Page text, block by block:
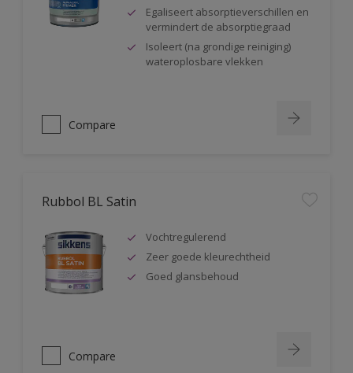
Egaliseert absorptieverschillen en
vermindert de absorptiegraad
Isoleert (na grondige reiniging)
wateroplosbare vlekken
Compare
Rubbol BL Satin
Vochtregulerend
Zeer goede kleurechtheid
Goed glansbehoud
Compare